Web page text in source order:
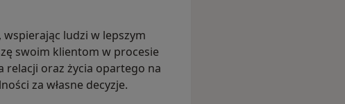
ludzi w lepszym
swoim klientom w procesie
oraz życia opartego na
za własne decyzje.